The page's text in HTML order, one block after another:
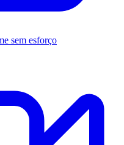
sem esforço